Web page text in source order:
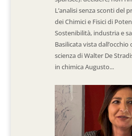
L’analisi senza sconti del
dei Chimici e Fisici di
Sostenibilità, industria e
Basilicata vista dall’occhio
scienza di Walter De
in chimica Augusto...